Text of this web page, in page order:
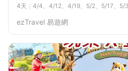
4天
4/4、4/12、4/19、5/2、5/17、5/
ezTravel 易遊網